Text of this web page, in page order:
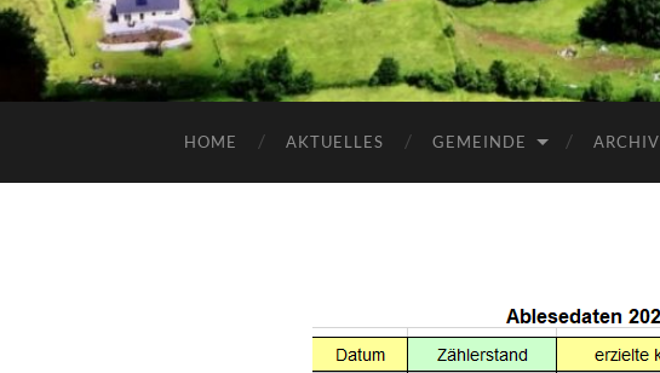
HOME AKTUELLES GEMEINDE ARCHIV